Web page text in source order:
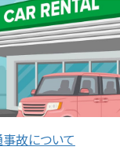
故について